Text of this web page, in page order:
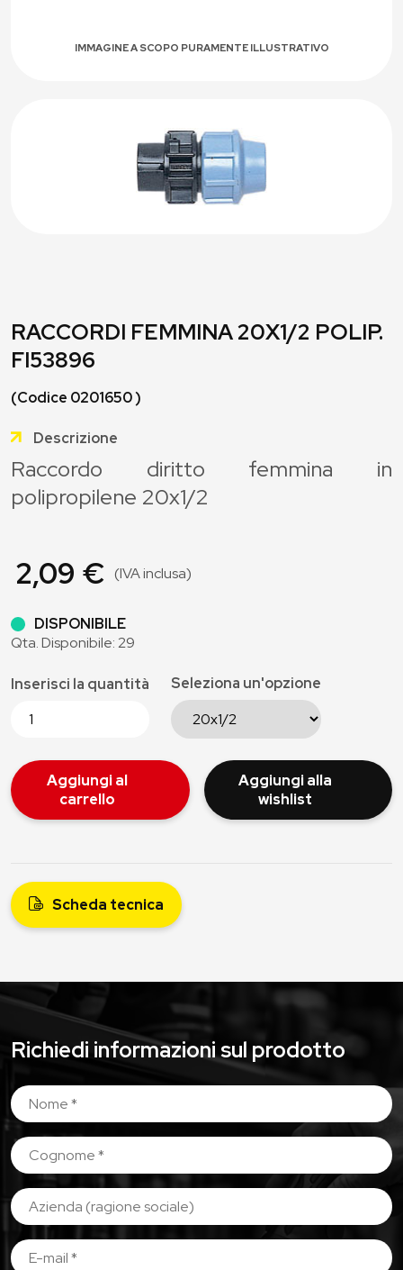
IMMAGINE A SCOPO PURAMENTE ILLUSTRATIVO
RACCORDI FEMMINA 20X1/2 POLIP.
FI53896
(Codice 0201650 )
Descrizione
Raccordo diritto femmina in
polipropilene 20x1/2
2,09 € (IVA inclusa)
DISPONIBILE
Qta. Disponibile: 29
Inserisci la quantità Seleziona un'opzione
Aggiungi al
carrello
Aggiungi alla
wishlist
Scheda tecnica
Richiedi informazioni sul prodotto